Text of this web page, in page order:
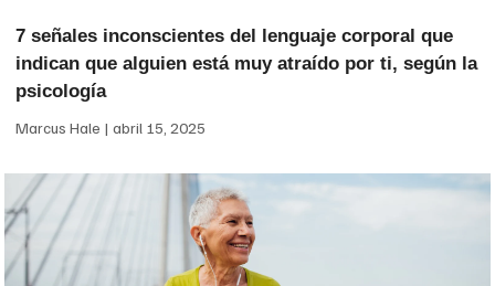
7 señales inconscientes del lenguaje corporal que
indican que alguien está muy atraído por ti, según la
psicología
Marcus Hale abril 15, 2025